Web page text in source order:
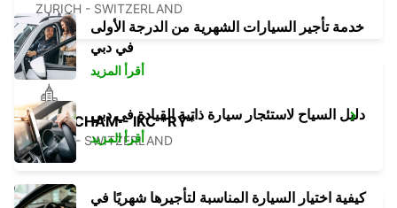
ZURICH - SWITZERLAND
ZUG-CHAM - IKC *RY*
CHAM - SWITZERLAND
خدمة تأجير السيارات الشهرية من الدرجة الأولى
في دبي
أقرأ المزيد
دليل السياح لاستئجار سيارة ذاتية القيادة في دبي
أقرأ المزيد
كيفية اختيار السيارة المناسبة لتأجيرها شهريًا في